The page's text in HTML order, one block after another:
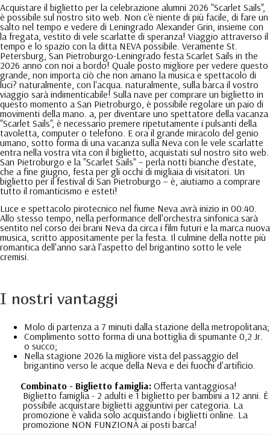
Acquistare il biglietto per la celebrazione alumni 2026 "Scarlet Sails",
è possibile sul nostro sito web. Non c'è niente di più facile, di fare un
salto nel tempo e vedere di Leningrado Alexander Grin, insieme con
la fregata, vestito di vele scarlatte di speranza! Viaggio attraverso il
tempo e lo spazio con la ditta NEVA possibile. Veramente St.
Petersburg, San Pietroburgo-Leningrado festa Scarlet Sails in the
2026 anno con noi a bordo! Quale posto migliore per vedere questo
grande, non importa ciò che non amano la musica e spettacolo di
luci? naturalmente, con l'acqua. naturalmente, sulla barca il vostro
viaggio sarà indimenticabile! Sulla nave per comprare un biglietto in
questo momento a San Pietroburgo, è possibile regolare un paio di
movimenti della mano. a, per diventare uno spettatore della vacanza
"Scarlet Sails", è necessario premere ripetutamente i pulsanti della
tavoletta, computer o telefono. E ora il grande miracolo del genio
umano, sotto forma di una vacanza sulla Neva con le vele scarlatte
entra nella vostra vita con il biglietto, acquistati sul nostro sito web.
San Pietroburgo e la "Scarlet Sails" – perla notti bianche d'estate,
che a fine giugno, festa per gli occhi di migliaia di visitatori. Un
biglietto per il festival di San Pietroburgo – è, aiutiamo a comprare
tutto il romanticismo e esteti!
Luce e spettacolo pirotecnico nel fiume Neva avrà inizio in 00:40.
Allo stesso tempo, nella performance dell'orchestra sinfonica sarà
sentito nel corso dei brani Neva da circa i film futuri e la marca nuova
musica, scritto appositamente per la festa. Il culmine della notte più
romantica dell'anno sarà l'aspetto del brigantino sotto le vele
cremisi.
I nostri vantaggi
Molo di partenza a 7 minuti dalla stazione della metropolitana;
Complimento sotto forma di una bottiglia di spumante 0,2 Jr.
o succo;
Nella stagione 2026 la migliore vista del passaggio del
brigantino verso le acque della Neva e dei fuochi d'artificio.
Combinato - Biglietto famiglia: Offerta vantaggiosa!
Biglietto famiglia - 2 adulti e 1 biglietto per bambini a 12 anni. È
possibile acquistare biglietti aggiuntivi per categoria. La
promozione è valida solo acquistando i biglietti online. La
promozione NON FUNZIONA ai posti barca!